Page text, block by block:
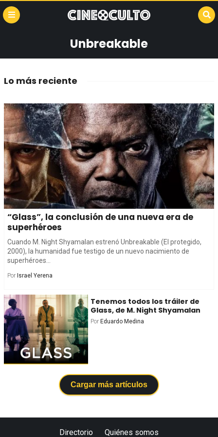
Unbreakable
Lo más reciente
“Glass”, la conclusión de una nueva era de
superhéroes
Cuando M. Night Shyamalan estrenó Unbreakable (El protegido,
2000), la humanidad fue testigo de un nuevo nacimiento de
superhéroes...
Por Israel Yerena
Tenemos todos los tráiler de
Glass, de M. Night Shyamalan
Por Eduardo Medina
Cargar más artículos
Directorio Quiénes somos